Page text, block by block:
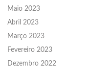
Maio 2023
Abril 2023
Março 2023
Fevereiro 2023
Dezembro 2022